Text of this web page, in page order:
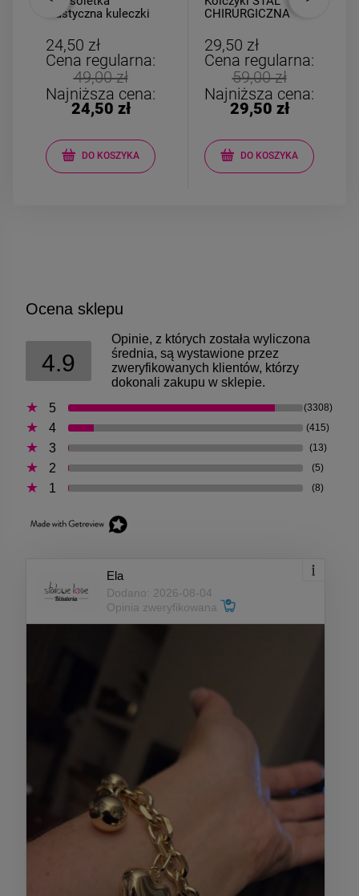
elastyczna kuleczki
24,50 zł
Cena regularna:
49,00 zł
Najniższa cena:
24,50 zł
DO KOSZYKA
CHIRURGICZNA
łańcuszki
29,50 zł
Cena regularna:
59,00 zł
Najniższa cena:
29,50 zł
DO KOSZYKA
Ocena sklepu
4.9
Opinie, z których została wyliczona
średnia, są wystawione przez
zweryfikowanych klientów, którzy
dokonali zakupu w sklepie.
5
(3308)
4 (415)
3 (13)
2 (5)
1 (8)
Ela
Dodano: 2026-08-04
Opinia zweryfikowana